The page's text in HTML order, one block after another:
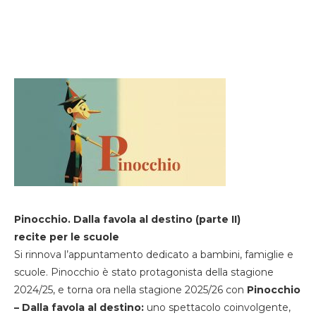
Pinocchio. Dalla favola al destino (parte II)
recite per le scuole
Si rinnova l’appuntamento dedicato a bambini, famiglie e
scuole. Pinocchio è stato protagonista della stagione
2024/25, e torna ora nella stagione 2025/26 con Pinocchio
– Dalla favola al destino: uno spettacolo coinvolgente,